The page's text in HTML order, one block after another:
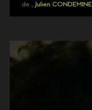
de , Julien CONDEMINE